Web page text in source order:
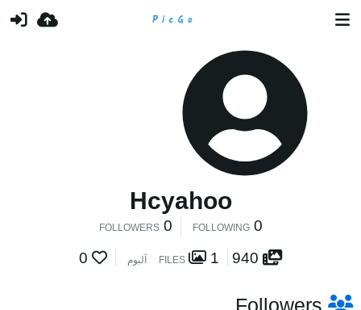
Hcyahoo
0
FOLLOWING
0
FOLLOWERS
940
FILES آلبوم 0
Followers